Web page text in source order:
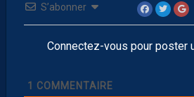
S’abonner
Connectez-vous pour poster
1 COMMENTAIRE